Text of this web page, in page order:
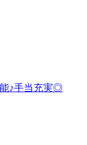
能♪手当充実◎